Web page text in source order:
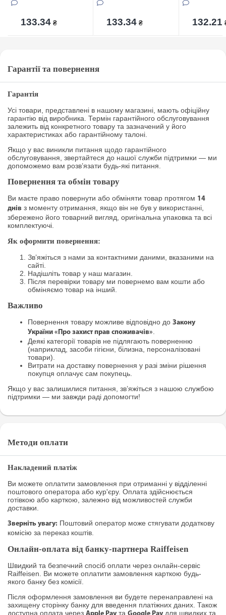
133.34 ₴ 133.34 ₴ 132.21
Гарантії та повернення
Гарантія
Усі товари, представлені в нашому магазині, мають офіційну
гарантію від виробника. Термін гарантійного обслуговування
залежить від конкретного товару та зазначений у його
характеристиках або гарантійному талоні.
Якщо у вас виникли питання щодо гарантійного
обслуговування, звертайтеся до нашої служби підтримки — ми
допоможемо вам розв’язати будь-які питання.
Повернення та обмін товару
Ви маєте право повернути або обміняти товар протягом 14
днів з моменту отримання, якщо він не був у використанні,
збережено його товарний вигляд, оригінальна упаковка та всі
комплектуючі.
Як оформити повернення:
Зв’яжіться з нами за контактними даними, вказаними на
сайті.
Надішліть товар у наш магазин.
Після перевірки товару ми повернемо вам кошти або
обміняємо товар на інший.
Важливо
Повернення товару можливе відповідно до Закону
України «Про захист прав споживачів».
Деякі категорії товарів не підлягають поверненню
(наприклад, засоби гігієни, білизна, персоналізовані
товари).
Витрати на доставку повернення у разі зміни рішення
покупця оплачує сам покупець.
Якщо у вас залишилися питання, зв’яжіться з нашою службою
підтримки — ми завжди раді допомогти!
Методи оплати
Накладений платіж
Ви можете оплатити замовлення при отриманні у відділенні
поштового оператора або кур'єру. Оплата здійснюється
готівкою або карткою, залежно від можливостей служби
доставки.
Зверніть увагу: Поштовий оператор може стягувати додаткову
комісію за переказ коштів.
Онлайн-оплата від банку-партнера Raiffeisen
Швидкий та безпечний спосіб оплати через онлайн-сервіс
Raiffeisen. Ви можете оплатити замовлення карткою будь-
якого банку без комісії.
Після оформлення замовлення ви будете перенаправлені на
захищену сторінку банку для введення платіжних даних. Також
доступна оплата через
та для швидких та